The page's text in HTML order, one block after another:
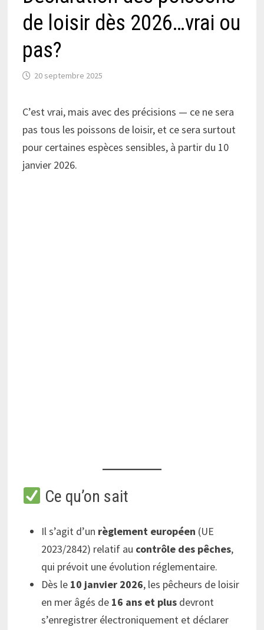
de loisir dès 2026…vrai ou
pas?
20 septembre 2025
C’est vrai, mais avec des précisions — ce ne sera
pas tous les poissons de loisir, et ce sera surtout
pour certaines espèces sensibles, à partir du 10
janvier 2026.
Ce qu’on sait
Il s’agit d’un règlement européen (UE
2023/2842) relatif au contrôle des pêches,
qui prévoit une évolution réglementaire.
Dès le 10 janvier 2026, les pêcheurs de loisir
en mer âgés de 16 ans et plusdevront
s’enregistrer électroniquement et déclarer